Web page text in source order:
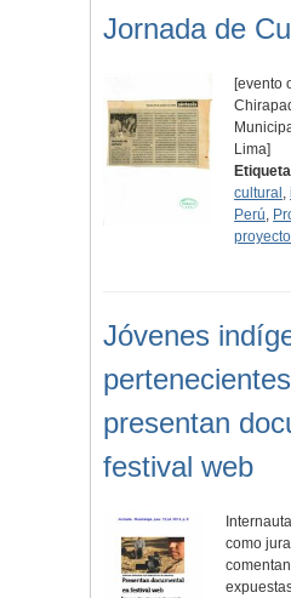
Jornada de
[evento
Lima]
cultural ,
Perú,
Jóvenes
presentan
festival web
como